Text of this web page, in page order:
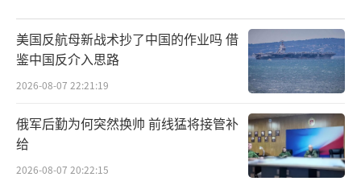
国“中式攻势空军作战体系”的一次小试牛
刀。PL-15、歼-10C与预警系统的协同，正在演
示一种不同于西式“单机性能主导”的战斗逻
辑。未来，世界各国或许不得不重新评估中国
空军在远程制空、信息主导与体系作战方面的
真正实力。而PL-15也终于不再只是航展上的模
型与数据，而是真正走进了实战记录本，走进
美国反航母新战术抄了中国的作业吗 借
鉴中国反介入思路
2026-08-07 22:21:19
俄军后勤为何突然换帅 前线猛将接管补
给
2026-08-07 20:22:15